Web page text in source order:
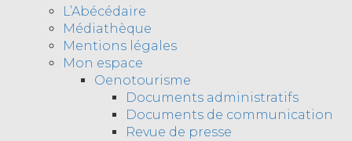
L’Abécédaire
Médiathèque
Mentions légales
Mon espace
Oenotourisme
Documents administratifs
Documents de communication
Revue de presse